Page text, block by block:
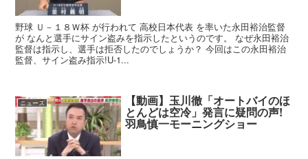
野球 Ｕ－１８Ｗ杯 が行われて 高校日本代表 を率いた永田裕治監督
が なんと選手にサイン盗みを指示したというのです。 なぜ永田裕治
監督は指示し、選手は拒否したのでしょうか？ 今回はこの永田裕治
監督、サイン盗み指示!U-1...
ニュース 【動画】玉川徹「オートバイのほ
とんどは空冷」発言に疑問の声!
羽鳥慎一モーニングショー